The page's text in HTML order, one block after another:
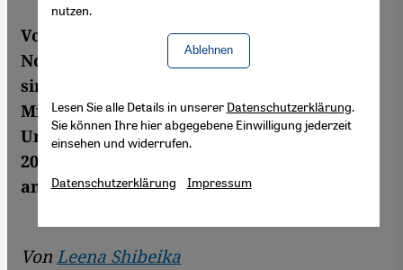
Von Freiwilligen betriebene
Notfalleinrichtungen – sogenannte ERRs –
sind im Sudan zum Rettungsanker für
Millionen von Menschen geworden. Ihr
Ursprung liegt in der Revolution von
2018/19. Das Credo: dezentral und nah dran
an der lokalen Bevölkerung.
Von Leena Shibeika
nutzen.
Ablehnen
Lesen Sie alle Details in unserer Datenschutzerklärung.
Sie können Ihre hier abgegebene Einwilligung jederzeit
einsehen und widerrufen.
Datenschutzerklärung Impressum